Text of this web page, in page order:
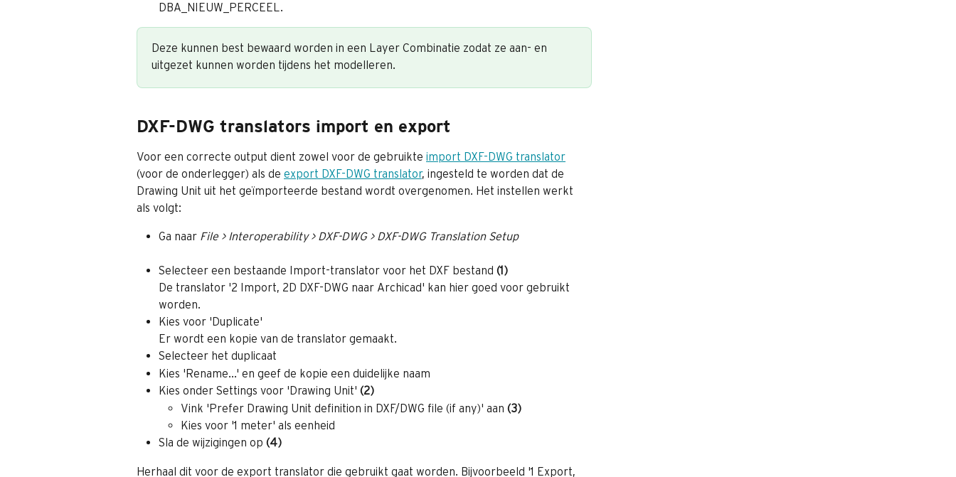
DBA_NIEUW_PERCEEL.
Deze kunnen best bewaard worden in een Layer Combinatie zodat ze aan- en
uitgezet kunnen worden tijdens het modelleren.
DXF-DWG translators import en export
Voor een correcte output dient zowel voor de gebruikte import DXF-DWG translator
(voor de onderlegger) als de export DXF-DWG translator, ingesteld te worden dat de
Drawing Unit uit het geïmporteerde bestand wordt overgenomen. Het instellen werkt
als volgt:
Ga naar File > Interoperability > DXF-DWG > DXF-DWG Translation Setup
Selecteer een bestaande Import-translator voor het DXF bestand (1)
De translator '2 Import, 2D DXF-DWG naar Archicad' kan hier goed voor gebruikt
worden.
Kies voor 'Duplicate'
Er wordt een kopie van de translator gemaakt.
Selecteer het duplicaat
Kies 'Rename...' en geef de kopie een duidelijke naam
Kies onder Settings voor 'Drawing Unit' (2)
Vink 'Prefer Drawing Unit definition in DXF/DWG file (if any)' aan (3)
Kies voor '1 meter' als eenheid
Sla de wijzigingen op (4)
Herhaal dit voor de export translator die gebruikt gaat worden. Bijvoorbeeld '1 Export,